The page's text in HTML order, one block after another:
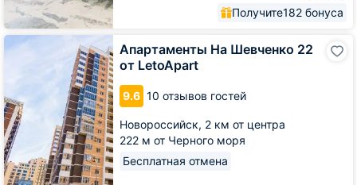
Получите182 бонуса
Апартаменты На Шевченко 22
от LetoApart
9.6 10 отзывов гостей
Новороссийск, 2 км от центра
222 м от Черного моря
Бесплатная отмена
Апартаменты
от
LetoApart